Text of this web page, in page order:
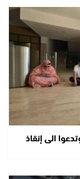
الى إنقاذ